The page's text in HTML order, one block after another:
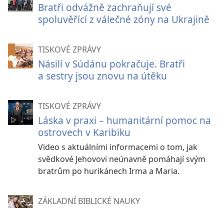
Bratři odvážně zachraňují své
spoluvěřící z válečné zóny na Ukrajině
TISKOVÉ ZPRÁVY
Násilí v Súdánu pokračuje. Bratři
a sestry jsou znovu na útěku
TISKOVÉ ZPRÁVY
Láska v praxi – humanitární pomoc na
ostrovech v Karibiku
Video s aktuálními informacemi o tom, jak
svědkové Jehovovi neúnavně pomáhají svým
bratrům po hurikánech Irma a Maria.
ZÁKLADNÍ BIBLICKÉ NAUKY